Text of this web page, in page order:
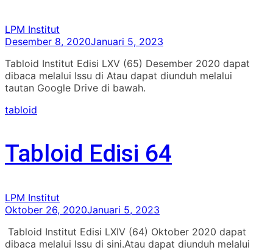
LPM Institut
Desember 8, 2020Januari 5, 2023
Tabloid Institut Edisi LXV (65) Desember 2020 dapat
dibaca melalui Issu di Atau dapat diunduh melalui
tautan Google Drive di bawah.
tabloid
Tabloid Edisi 64
LPM Institut
Oktober 26, 2020Januari 5, 2023
Tabloid Institut Edisi LXIV (64) Oktober 2020 dapat
dibaca melalui Issu di sini.Atau dapat diunduh melalui